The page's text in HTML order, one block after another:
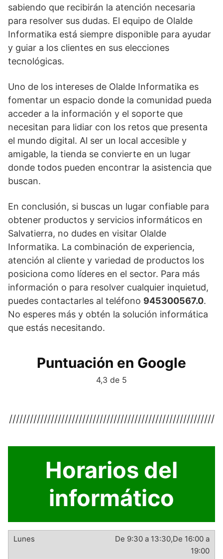
sabiendo que recibirán la atención necesaria
para resolver sus dudas. El equipo de Olalde
Informatika está siempre disponible para ayudar
y guiar a los clientes en sus elecciones
tecnológicas.
Uno de los intereses de Olalde Informatika es
fomentar un espacio donde la comunidad pueda
acceder a la información y el soporte que
necesitan para lidiar con los retos que presenta
el mundo digital. Al ser un local accesible y
amigable, la tienda se convierte en un lugar
donde todos pueden encontrar la asistencia que
buscan.
En conclusión, si buscas un lugar confiable para
obtener productos y servicios informáticos en
Salvatierra, no dudes en visitar Olalde
Informatika. La combinación de experiencia,
atención al cliente y variedad de productos los
posiciona como líderes en el sector. Para más
información o para resolver cualquier inquietud,
puedes contactarles al teléfono 945300567.0.
No esperes más y obtén la solución informática
que estás necesitando.
Puntuación en Google
4,3 de 5
///////////////////////////////////////////////////////////
Horarios del
informático
De 9:30 a 13:30,De 16:00 a
19:00